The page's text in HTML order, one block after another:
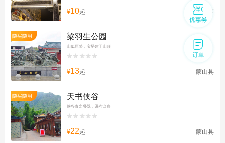
¥10起 万秀区
随买随用 梁羽生公园
山似巨鳌，宝塔建于山顶


¥13起 蒙山县
随买随用 天书侠谷
峡谷青峦叠翠，瀑布众多


¥22起 蒙山县